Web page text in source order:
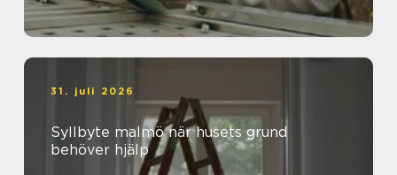
31. juli 2026
Syllbyte malmö när husets grund
behöver hjälp